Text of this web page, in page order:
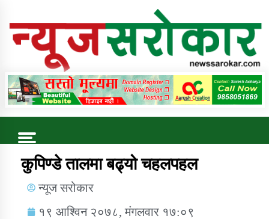
Online News Portal
Trending Now
कुपिण्डे तालमा बढ्यो चहलपहल
न्यूज सरोकार
१९ आश्विन २०७८, मंगलवार १७:०९